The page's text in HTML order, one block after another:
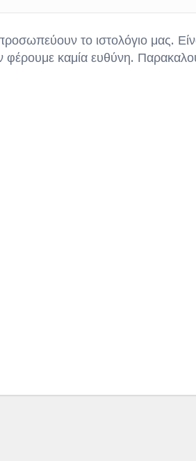
το ιστολόγιο μας.
φέρουμε καμία ευθύνη.